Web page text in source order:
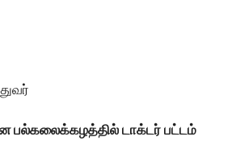
பல்கலைக்கழத்தில் டாக்டர் பட்டம்